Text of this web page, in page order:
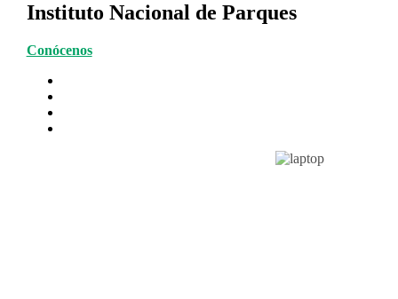
Instituto Nacional de Parques
Conócenos